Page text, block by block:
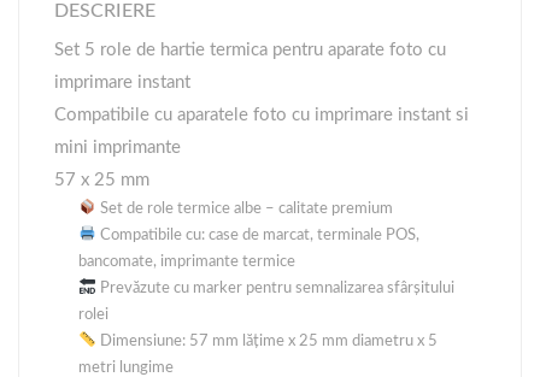
DESCRIERE
Set 5 role de hartie termica pentru aparate foto cu
imprimare instant
Compatibile cu aparatele foto cu imprimare instant si
mini imprimante
57 x 25 mm
Set de role termice albe – calitate premium
Compatibile cu: case de marcat, terminale POS,
bancomate, imprimante termice
Prevăzute cu marker pentru semnalizarea sfârșitului
rolei
Dimensiune: 57 mm lățime x 25 mm diametru x 5
metri lungime